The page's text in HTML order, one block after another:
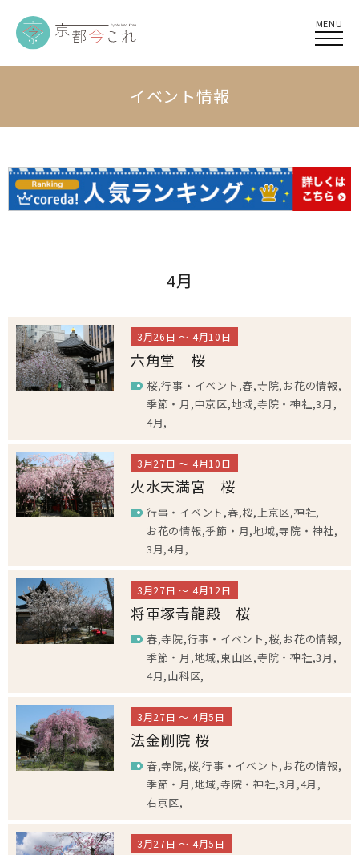
MENU
イベント情報
4月
3月26日 ～ 4月10日
六角堂 桜
桜 行事・イベント 春 寺院 お花の情報
季節・月 中京区 地域 寺院・神社 3月
4月
3月27日 ～ 4月10日
火水天満宮 桜
行事・イベント 春 桜 上京区 神社
お花の情報 季節・月 地域 寺院・神社
3月 4月
3月27日 ～ 4月12日
将軍塚青龍殿 桜
春 寺院 行事・イベント 桜 お花の情報
季節・月 地域 東山区 寺院・神社 3月
4月 山科区
3月27日 ～ 4月5日
法金剛院 桜
春 寺院 桜 行事・イベント お花の情報
季節・月 地域 寺院・神社 3月 4月
右京区
3月27日 ～ 4月5日